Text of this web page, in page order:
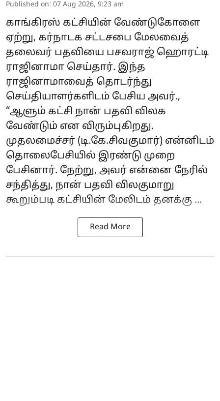
Published on: 07 Aug 2026, 9:23 am
காங்கிரஸ் கட்சியின் வேண்டுகோளை
ஏற்று, கர்நாடக சட்டசபை மேலவைத்
தலைவர் பதவியை பசவராஜ் ஹொரட்டி
ராஜினாமா செய்தார். இந்த
ராஜினாமாவைத் தொடர்ந்து
செய்தியாளர்களிடம் பேசிய அவர்.,
“ஆளும் கட்சி நான் பதவி விலக
வேண்டும் என விரும்புகிறது.
முதலமைச்சர் (டி.கே.சிவகுமார்) என்னிடம்
தொலைபேசியில் இரண்டு முறை
பேசினார். நேற்று, அவர் என்னை நேரில்
சந்தித்து, நான் பதவி விலகுமாறு
கூறும்படி கட்சியின் மேலிடம் தனக்கு ...
Read More